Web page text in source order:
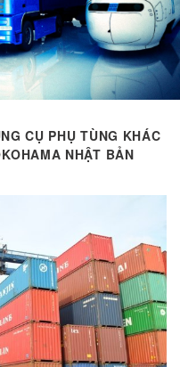
CỤ PHỤ TÙNG KHÁC
NHẬT BẢN